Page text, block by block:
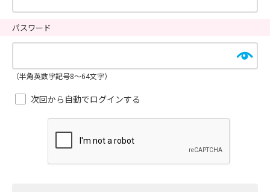
パスワード
（半角英数字記号8～64文字）
次回から自動でログインする